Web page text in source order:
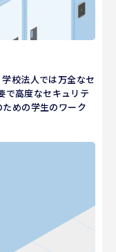
校法人では万全なセ
で高度なセキュリテ
めの学生のワーク